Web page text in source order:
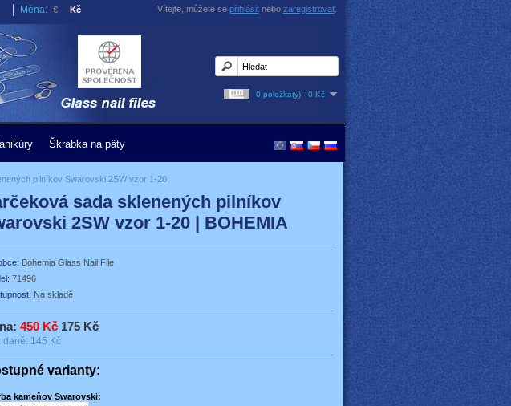
Měna: € Kč
0 položka(y) - 0 Kč
Vítejte, můžete se přihlásitnebo zaregistrovat.
Škrabka na päty
pilníkov Swarovski 2SW vzor 1-20
sada sklenených pilníkov
2SW vzor 1-20 | BOHEMIA
Bohemia Glass Nail File
71496
Na skladě
450 Kč 175 Kč
daně: 145 Kč
varianty:
kameňov Swarovski: